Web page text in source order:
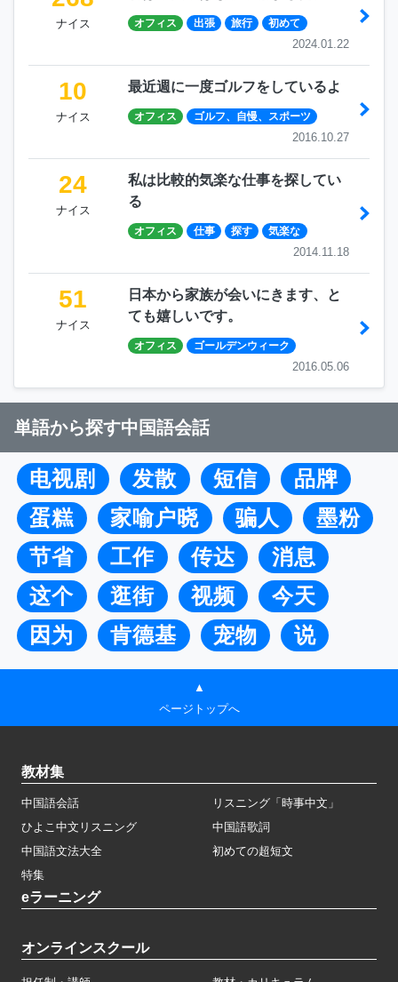
ナイス オフィス 出張 旅行 初めて
2024.01.22
10
ナイス
最近週に一度ゴルフをしているよ
オフィス ゴルフ、自慢、スポーツ
2016.10.27
24
ナイス
私は比較的気楽な仕事を探してい
る
オフィス 仕事 探す 気楽な
2014.11.18
51
ナイス
日本から家族が会いにきます、と
ても嬉しいです。
オフィス ゴールデンウィーク
2016.05.06
単語から探す中国語会話
电视剧 发散 短信
品牌
蛋糕
家喻户晓 骗人
墨粉
节省
工作 传达
消息
这个
逛街 视频
今天
因为
肯德基 宠物 说
▲
ページトップへ
教材集
中国語会話
リスニング「時事中文」
ひよこ中文リスニング
中国語歌詞
中国語文法大全
初めての超短文
特集
eラーニング
オンラインスクール